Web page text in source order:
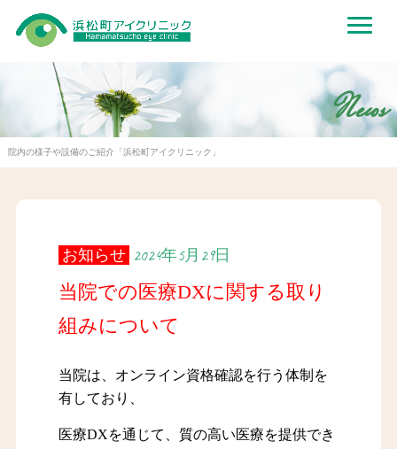
News
院内の様子や設備のご紹介「浜松町アイクリニック」
お知らせ 2024年5月29日
当院での医療DXに関する取り
組みについて
当院は、オンライン資格確認を行う体制を
有しており、
医療DXを通じて、質の高い医療を提供でき